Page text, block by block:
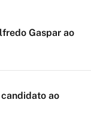
Gaspar ao
ao